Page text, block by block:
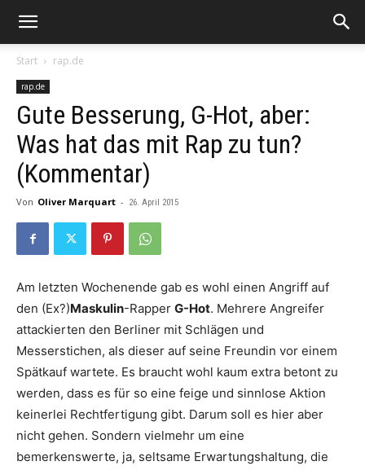
Start rap.de
rap.de
Gute Besserung, G-Hot, aber:
Was hat das mit Rap zu tun?
(Kommentar)
Von Oliver Marquart - 26. April 2015
Am letzten Wochenende gab es wohl einen Angriff auf
den (Ex?)Maskulin-Rapper G-Hot. Mehrere Angreifer
attackierten den Berliner mit Schlägen und
Messerstichen, als dieser auf seine Freundin vor einem
Spätkauf wartete. Es braucht wohl kaum extra betont zu
werden, dass es für so eine feige und sinnlose Aktion
keinerlei Rechtfertigung gibt. Darum soll es hier aber
nicht gehen. Sondern vielmehr um eine
bemerkenswerte, ja, seltsame Erwartungshaltung, die